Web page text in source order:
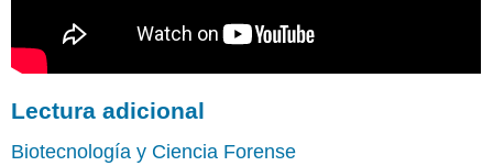
Lectura adicional
Biotecnología y Ciencia Forense